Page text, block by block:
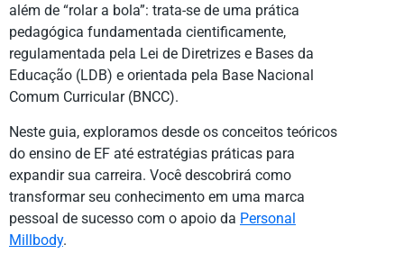
além de “rolar a bola”: trata-se de uma prática
pedagógica fundamentada cientificamente,
regulamentada pela Lei de Diretrizes e Bases da
Educação (LDB) e orientada pela Base Nacional
Comum Curricular (BNCC).
Neste guia, exploramos desde os conceitos teóricos
do ensino de EF até estratégias práticas para
expandir sua carreira. Você descobrirá como
transformar seu conhecimento em uma marca
pessoal de sucesso com o apoio da Personal
Millbody.